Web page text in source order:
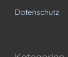
Datenschutz